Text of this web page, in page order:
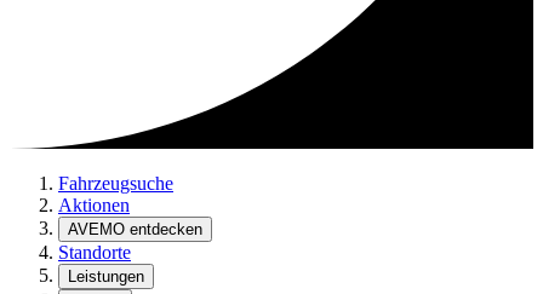
Fahrzeugsuche
Aktionen
AVEMO entdecken
Standorte
Leistungen